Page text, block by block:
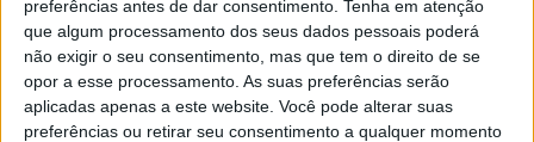
preferências antes de dar consentimento. Tenha em atenção
que algum processamento dos seus dados pessoais poderá
não exigir o seu consentimento, mas que tem o direito de se
opor a esse processamento. As suas preferências serão
aplicadas apenas a este website. Você pode alterar suas
preferências ou retirar seu consentimento a qualquer momento
Esta e outras notícias para ouvir na Estação Diária – 96.8
FM ou emwww.968.fm
Pub